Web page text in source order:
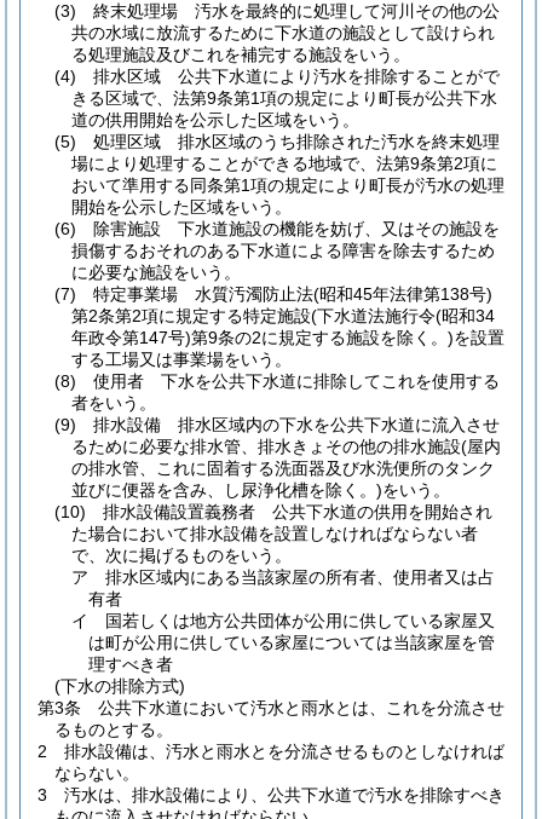
(3)
終末処理場 汚水を最終的に処理して河川その他の公
共の水域に放流するために下水道の施設として設けられ
る処理施設及びこれを補完する施設をいう。
(4)
排水区域 公共下水道により汚水を排除することがで
きる区域で、法第9条第1項の規定により町長が公共下水
道の供用開始を公示した区域をいう。
(5)
処理区域 排水区域のうち排除された汚水を終末処理
場により処理することができる地域で、法第9条第2項に
おいて準用する同条第1項の規定により町長が汚水の処理
開始を公示した区域をいう。
(6)
除害施設 下水道施設の機能を妨げ、又はその施設を
損傷するおそれのある下水道による障害を除去するため
に必要な施設をいう。
(7)
特定事業場 水質汚濁防止法(昭和45年法律第138号)
第2条第2項に規定する特定施設(下水道法施行令(昭和34
年政令第147号)第9条の2に規定する施設を除く。)を設置
する工場又は事業場をいう。
(8)
使用者 下水を公共下水道に排除してこれを使用する
者をいう。
(9)
排水設備 排水区域内の下水を公共下水道に流入させ
るために必要な排水管、排水きょその他の排水施設(屋内
の排水管、これに固着する洗面器及び水洗便所のタンク
並びに便器を含み、し尿浄化槽を除く。)をいう。
(10)
排水設備設置義務者 公共下水道の供用を開始され
た場合において排水設備を設置しなければならない者
で、次に掲げるものをいう。
ア
排水区域内にある当該家屋の所有者、使用者又は占
有者
イ
国若しくは地方公共団体が公用に供している家屋又
は町が公用に供している家屋については当該家屋を管
理すべき者
(下水の排除方式)
第3条
公共下水道において汚水と雨水とは、これを分流させ
るものとする。
2
排水設備は、汚水と雨水とを分流させるものとしなければ
ならない。
3
汚水は、排水設備により、公共下水道で汚水を排除すべき